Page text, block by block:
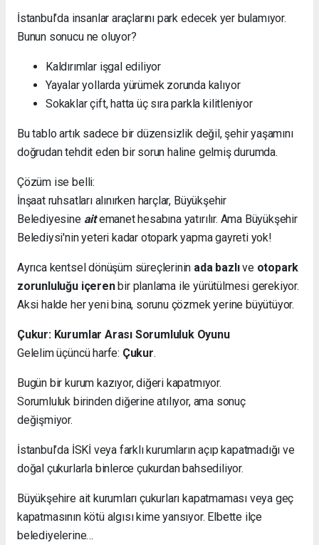
İstanbul’da insanlar araçlarını park edecek yer bulamıyor.
Bunun sonucu ne oluyor?
Kaldırımlar işgal ediliyor
Yayalar yollarda yürümek zorunda kalıyor
Sokaklar çift, hatta üç sıra parkla kilitleniyor
Bu tablo artık sadece bir düzensizlik değil, şehir yaşamını
doğrudan tehdit eden bir sorun haline gelmiş durumda.
Çözüm ise belli:
İnşaat ruhsatları alınırken harçlar, Büyükşehir
Belediyesine aitemanet hesabına yatırılır. Ama Büyükşehir
Belediysi'nin yeteri kadar otopark yapma gayreti yok!
Ayrıca kentsel dönüşüm süreçlerinin ada bazlıve otopark
zorunluluğu içerenbir planlama ile yürütülmesi gerekiyor.
Aksi halde her yeni bina, sorunu çözmek yerine büyütüyor.
Çukur: Kurumlar Arası Sorumluluk Oyunu
Gelelim üçüncü harfe: Çukur.
Bugün bir kurum kazıyor, diğeri kapatmıyor.
Sorumluluk birinden diğerine atılıyor, ama sonuç
değişmiyor.
İstanbul’da İSKİ veya farklı kurumların açıp kapatmadığı ve
doğal çukurlarla binlerce çukurdan bahsediliyor.
Büyükşehire ait kurumları çukurları kapatmaması veya geç
kapatmasının kötü algısı kime yansıyor. Elbette ilçe
belediyelerine…